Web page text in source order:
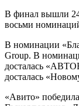
В финал вышли
восьми
В номинации
Group. В
досталась
досталась
«Авито»